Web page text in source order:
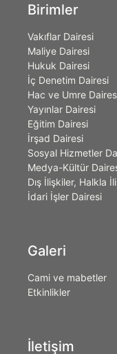
Birimler
Vakıflar Dairesi
Maliye Dairesi
Hukuk Dairesi
İç Denetim Dairesi
Hac ve Umre
Yayınlar Dairesi
Eğitim Dairesi
İrşad Dairesi
Sosyal Hizmetler
Medya-Kültür
Dış İlişkiler, Halkla
İdari İşler Dairesi
Galeri
Cami ve mabetler
Etkinlikler
İletişim